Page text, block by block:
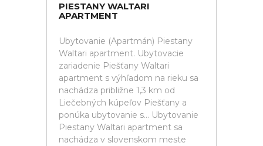
PIESTANY WALTARI
APARTMENT
Ubytovanie (Apartmán) Piestany
Waltari apartment. Ubytovacie
zariadenie Piešťany Waltari
apartment s výhľadom na rieku sa
nachádza približne 1,3 km od
Liečebných kúpeľov Piešťany a
ponúka ubytovanie s... Ubytovanie
Piestany Waltari apartment sa
nachádza v slovenskom meste